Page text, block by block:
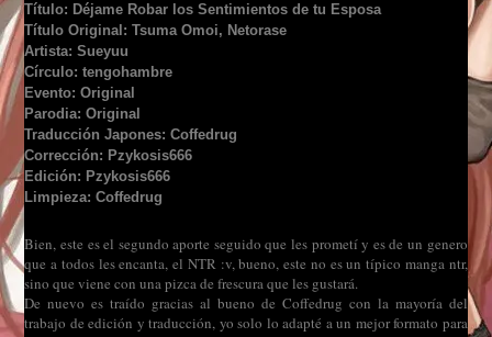
Título: Déjame Robar los Sentimientos de tu Esposa
Título Original: Tsuma Omoi, Netorase
Artista: Sueyuu
Círculo: tengohambre
Evento: Original
Parodia: Original
Traducción Japones: Coffedrug
Corrección: Pzykosis666
Edición: Pzykosis666
Limpieza: Coffedrug
Bien, este es el segundo aporte seguido que les prometí y es de un genero
que a todos les encanta, el NTR :v, bueno, este no es un típico manga ntr,
sino que viene con una pizca de frescura que les gustará.
De nuevo es traído gracias al bueno de Coffedrug con la mayoría del
trabajo de edición y traducción, yo solo lo adapté a un mejor formato para